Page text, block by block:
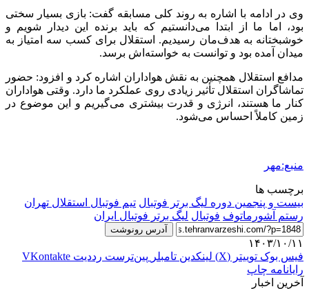
وی در ادامه با اشاره به روند کلی مسابقه گفت: بازی بسیار سختی
بود، اما ما از ابتدا می‌دانستیم که باید برنده این دیدار شویم و
خوشبختانه به هدف‌مان رسیدیم. استقلال برای کسب سه امتیاز به
میدان آمده بود و توانست به خواسته‌اش برسد.
مدافع استقلال همچنین به نقش هواداران اشاره کرد و افزود: حضور
تماشاگران استقلال تأثیر زیادی روی عملکرد ما دارد. وقتی هواداران
کنار ما هستند، انرژی و قدرت بیشتری می‌گیریم و این موضوع در
زمین کاملاً احساس می‌شود.
منبع:مهر
برچسب ها
بیست و پنجمین دوره لیگ برتر فوتبال تیم فوتبال استقلال تهران
رستم آشورماتوف فوتبال لیگ برتر فوتبال ایران
آدرس رونوشت
۱۴۰۳/۱۰/۱۱
فیس بوک توییتر (X) لینکدین ‫تامبلر ‫پین‌ترست ‫رددیت ‫VKontakte
رایانامه چاپ
آخرین اخبار